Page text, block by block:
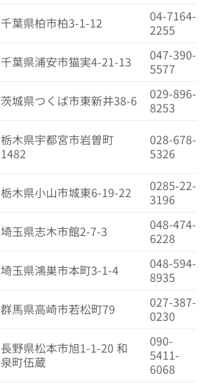
千葉県柏市柏3-1-12
04-7164-
2255
千葉県浦安市猫実4-21-13
047-390-
5577
茨城県つくば市東新井38-6
029-896-
8253
栃木県宇都宮市岩曽町
1482
028-678-
5326
栃木県小山市城東6-19-22
0285-22-
3196
埼玉県志木市館2-7-3
048-474-
6228
埼玉県鴻巣市本町3-1-4
048-594-
8935
群馬県高崎市若松町79
027-387-
0230
長野県松本市旭1-1-20 和
泉町伍蔵
090-
5411-
6068